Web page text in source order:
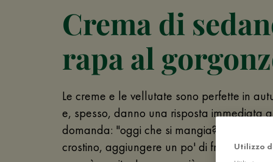
Crema di
rapa al
Le creme e le vellutate sono perfette in
e, spesso, danno una risposta immediata
domanda: "oggi che si mangia?" Basta
crostino, aggiungere un po' di frutta e in
Utilizzo